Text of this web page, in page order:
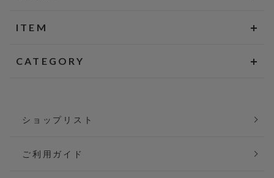
ITEM
CATEGORY
ショップリスト
ご利用ガイド